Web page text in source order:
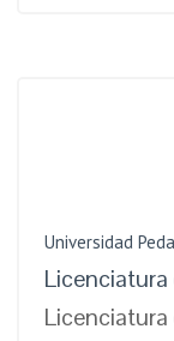
Universidad
Licenciatura
Licenciatura